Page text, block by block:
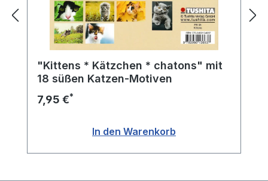
"Kittens * Kätzchen * chatons" mit
18 süßen Katzen-Motiven
7,95 €*
In den Warenkorb